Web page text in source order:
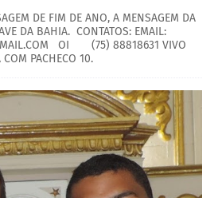
DE FIM DE ANO, A MENSAGEM DA
DA BAHIA. CONTATOS: EMAIL:
OI (75) 88818631 VIVO
PACHECO 10.